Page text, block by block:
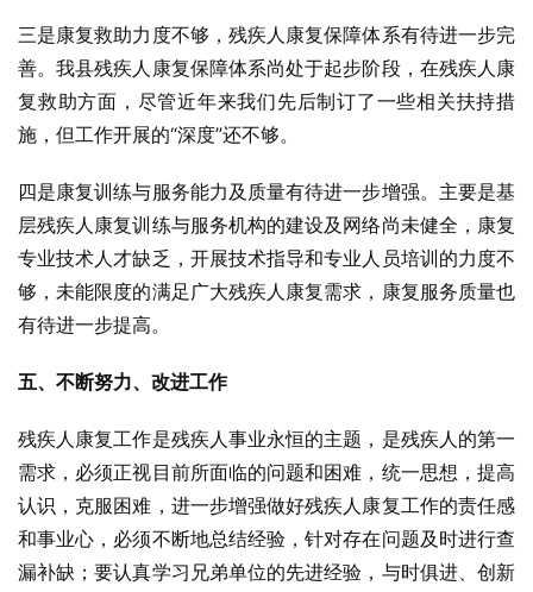
三是康复救助力度不够，残疾人康复保障体系有待进一步完
善。我县残疾人康复保障体系尚处于起步阶段，在残疾人康
复救助方面，尽管近年来我们先后制订了一些相关扶持措
施，但工作开展的“深度”还不够。
四是康复训练与服务能力及质量有待进一步增强。主要是基
层残疾人康复训练与服务机构的建设及网络尚未健全，康复
专业技术人才缺乏，开展技术指导和专业人员培训的力度不
够，未能限度的满足广大残疾人康复需求，康复服务质量也
有待进一步提高。
五、不断努力、改进工作
残疾人康复工作是残疾人事业永恒的主题，是残疾人的第一
需求，必须正视目前所面临的问题和困难，统一思想，提高
认识，克服困难，进一步增强做好残疾人康复工作的责任感
和事业心，必须不断地总结经验，针对存在问题及时进行查
漏补缺；要认真学习兄弟单位的先进经验，与时俱进、创新